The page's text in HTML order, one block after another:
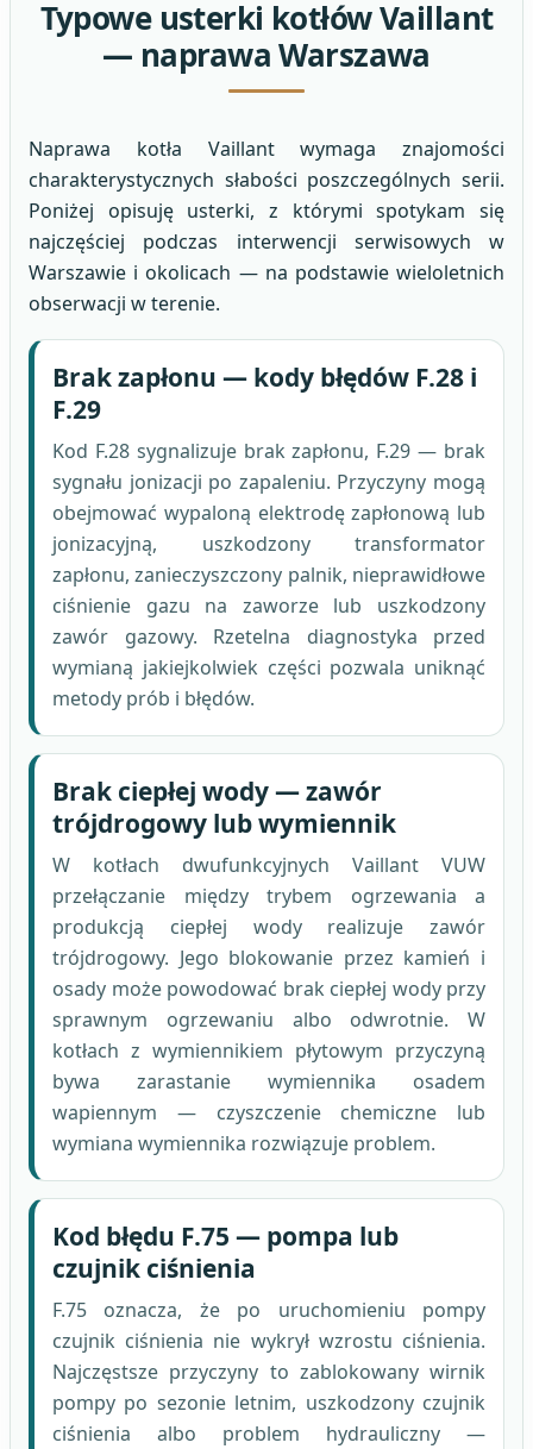
Typowe usterki kotłów Vaillant
— naprawa Warszawa
Naprawa kotła Vaillant wymaga znajomości
charakterystycznych słabości poszczególnych serii.
Poniżej opisuję usterki, z którymi spotykam się
najczęściej podczas interwencji serwisowych w
Warszawie i okolicach — na podstawie wieloletnich
obserwacji w terenie.
Brak zapłonu — kody błędów F.28 i
F.29
Kod F.28 sygnalizuje brak zapłonu, F.29 — brak
sygnału jonizacji po zapaleniu. Przyczyny mogą
obejmować wypaloną elektrodę zapłonową lub
jonizacyjną, uszkodzony transformator
zapłonu, zanieczyszczony palnik, nieprawidłowe
ciśnienie gazu na zaworze lub uszkodzony
zawór gazowy. Rzetelna diagnostyka przed
wymianą jakiejkolwiek części pozwala uniknąć
metody prób i błędów.
Brak ciepłej wody — zawór
trójdrogowy lub wymiennik
W kotłach dwufunkcyjnych Vaillant VUW
przełączanie między trybem ogrzewania a
produkcją ciepłej wody realizuje zawór
trójdrogowy. Jego blokowanie przez kamień i
osady może powodować brak ciepłej wody przy
sprawnym ogrzewaniu albo odwrotnie. W
kotłach z wymiennikiem płytowym przyczyną
bywa zarastanie wymiennika osadem
wapiennym — czyszczenie chemiczne lub
wymiana wymiennika rozwiązuje problem.
Kod błędu F.75 — pompa lub
czujnik ciśnienia
F.75 oznacza, że po uruchomieniu pompy
czujnik ciśnienia nie wykrył wzrostu ciśnienia.
Najczęstsze przyczyny to zablokowany wirnik
pompy po sezonie letnim, uszkodzony czujnik
ciśnienia albo problem hydrauliczny —